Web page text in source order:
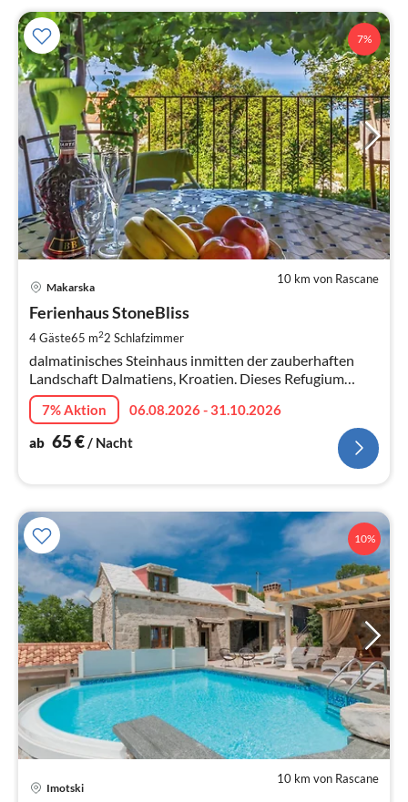
7%
10 km von Rascane
Makarska
Ferienhaus StoneBliss
4 Gäste65 m22 Schlafzimmer
dalmatinisches Steinhaus inmitten der zauberhaften
Landschaft Dalmatiens, Kroatien. Dieses Refugium
bietet charmante Annehmlichkeiten für einen
unvergesslichen Aufenthalt.
7% Aktion
06.08.2026 - 31.10.2026
ab 65€/ Nacht
10%
10 km von Rascane
Imotski